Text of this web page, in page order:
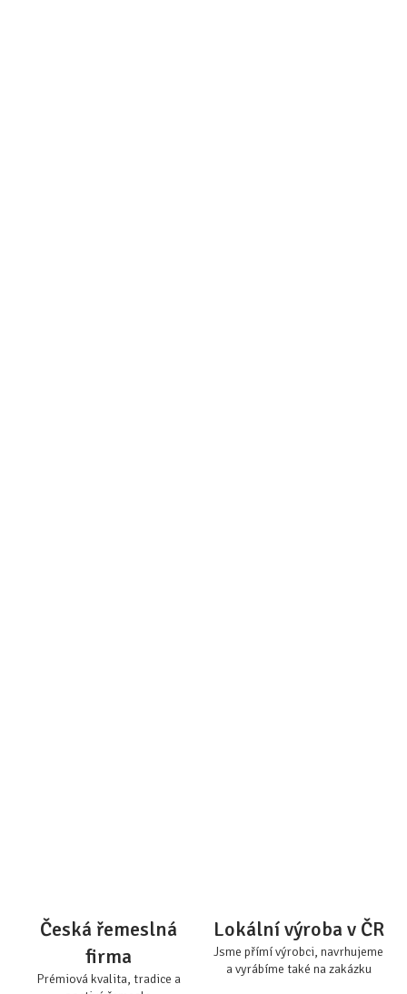
Česká řemeslná
firma
Prémiová kvalita, tradice a
Lokální výroba v ČR
Jsme přímí výrobci, navrhujeme
a vyrábíme také na zakázku